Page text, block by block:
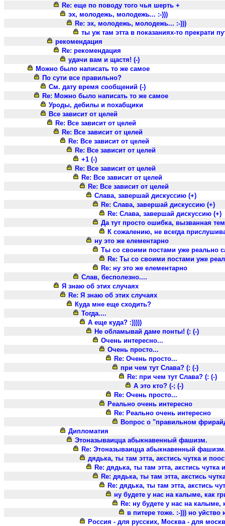
Re: еще по поводу того чья шерть +
эх, молодежь, молодежь... :-)))
Re: эх, молодежь, молодежь... :-)))
ты уж там этта в показаниях-то прекрати
рекомендация
Re: рекомендация
удачи вам и щастя! (-)
Можно было написать то же самое
По сути все правильно?
См. дату время сообщений (-)
Re: Можно было написать то же самое
Уроды, дебилы и похабщики
Все зависит от целей
Re: Все зависит от целей
Re: Все зависит от целей
Re: Все зависит от целей
Re: Все зависит от целей
+1 (-)
Re: Все зависит от целей
Re: Все зависит от целей
Re: Все зависит от целей
Слава, завершай дискуссию (+)
Re: Слава, завершай дискуссию (+)
Re: Слава, завершай дискуссию (+)
Да тут просто ошибка, вызванная
К сожалению, не всегда
ну это же елементарно
Ты со своими постами уже реально
Re: Ты со своими постами уже
Re: ну это же елементарно
Слав, бесполезно....
Я знаю об этих случаях
Re: Я знаю об этих случаях
Куда мне еще сходить?
Тогда....
А еще куда? :)))))
Не обламывай даме понты! (: (-)
Очень интересно...
Очень просто...
Re: Очень просто...
при чем тут Слава? (: (-)
Re: при чем тут Слава? (: (-)
А это кто? (-; (-)
Re: Очень просто...
Реально очень интересно
Re: Реально очень интересно
Вопрос о "правильном
Дипломатия
Этоназываицца абыкнавенный фашизм.
Re: Этоназываицца абыкнавенный
дядька, ты там этта, акстись чутка и
Re: дядька, ты там этта, акстись
Re: дядька, ты там этта, акстись
Re: дядька, ты там этта, акстись
ну будете у нас на калыме, как
Re: ну будете у нас на
в питере тоже. :-))) но уйство
Россия - для русских, Москва - для